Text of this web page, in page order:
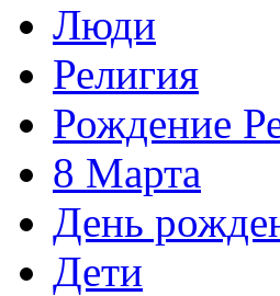
Люди
Религия
Рождение
8 Марта
День
Дети